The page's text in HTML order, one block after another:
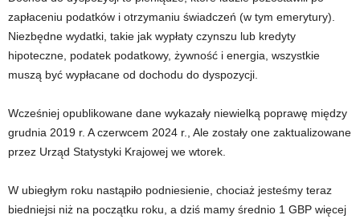
zapłaceniu podatków i otrzymaniu świadczeń (w tym emerytury).
Niezbędne wydatki, takie jak wypłaty czynszu lub kredyty
hipoteczne, podatek podatkowy, żywność i energia, wszystkie
muszą być wypłacane od dochodu do dyspozycji.
Wcześniej opublikowane dane wykazały niewielką poprawę między
grudnia 2019 r. A czerwcem 2024 r., Ale zostały one zaktualizowane
przez Urząd Statystyki Krajowej we wtorek.
W ubiegłym roku nastąpiło podniesienie, chociaż jesteśmy teraz
biedniejsi niż na początku roku, a dziś mamy średnio 1 GBP więcej